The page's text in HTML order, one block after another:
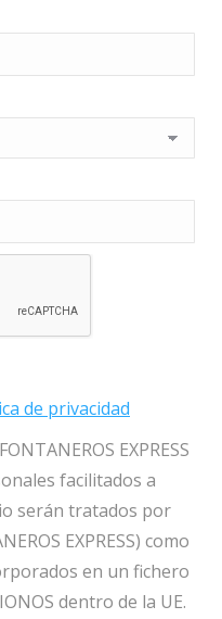
de privacidad
EXPRESS
facilitados a
serán tratados por
EXPRESS) como
en un fichero
dentro de la UE.